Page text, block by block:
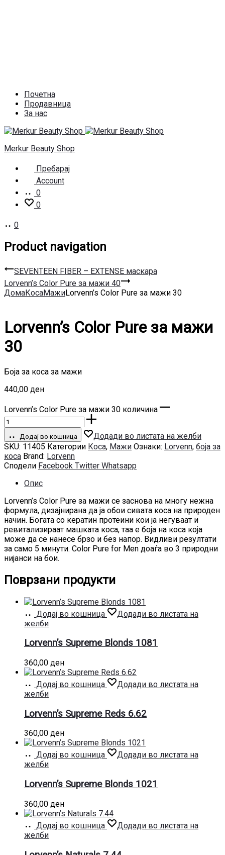
Почетна
Продавница
За нас
Merkur Beauty Shop
Пребарај
Account
0
0
0
Product navigation
SEVENTEEN FIBER – EXTENSE маскара
Lorvenn’s Color Pure за мажи 40
ДомаКосаМажиLorvenn’s Color Pure за мажи 30
Lorvenn’s Color Pure за мажи
30
Боја за коса за мажи
440,00 ден
Lorvenn’s Color Pure за мажи 30 количина
Додај во кошница
Додади во листата на желби
SKU: 11405 Категории Коса, Мажи Ознаки: Lorvenn, боја за
коса Brand: Lorvenn
Сподели Facebook Twitter Whatsapp
Опис
Lorvenn’s Color Pure за мажи се заснова на многу нежна
формула, дизајнирана да ја обои сивата коса на природен
начин. Богата со кератин протеини кои ја негуваат и
ревитализираат машката коса, таа е боја на коса која
може да се нанесе брзо и без напор. Видливи резултати
за само 5 минути. Color Pure for Men доаѓа во 3 природни
нијанси на бои.
Поврзани продукти
Додај во кошница
Додади во листата на
желби
Lorvenn’s Supreme Blonds 1081
360,00 ден
Додај во кошница
Додади во листата на
желби
Lorvenn’s Supreme Reds 6.62
360,00 ден
Додај во кошница
Додади во листата на
желби
Lorvenn’s Supreme Blonds 1021
360,00 ден
Додај во кошница
Додади во листата на
желби